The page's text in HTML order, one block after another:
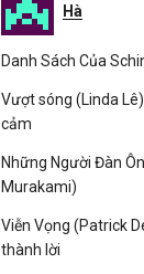
Hà
Danh Sách Của
Vượt sóng (Linda
cảm
Những Người Đàn
Murakami)
Viễn Vọng (Patrick
thành lời